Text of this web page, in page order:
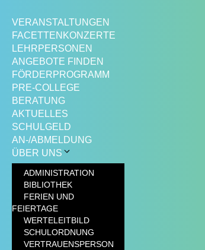
VERANSTALTUNGEN
FACETTENKONZERTE
LEHRPERSONEN
ANGEBOTE FINDEN
FÖRDERPROGRAMM
PRE-COLLEGE
BERATUNG
AKTUELLES
SCHULGELD
AN-/ABMELDUNG
ÜBER UNS
ADMINISTRATION
BIBLIOTHEK
FERIEN UND
FEIERTAGE
WERTELEITBILD
SCHULORDNUNG
VERTRAUENSPERSON